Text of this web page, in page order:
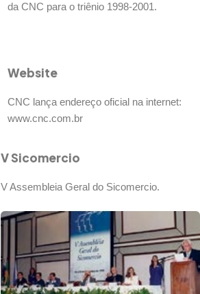
da CNC para o triênio 1998-2001.
Website
CNC lança endereço oficial na internet:
www.cnc.com.br
V Sicomercio
V Assembleia Geral do Sicomercio.